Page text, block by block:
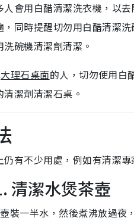
人會用白醋清潔洗衣機，以
同時提醒切勿用白醋清潔
碗機清潔劑清潔。
大理石桌面的人，切勿使用白
潔劑清潔石桌。
有不少用處，例如有清潔
清潔水煲茶壺
裝一半水，然後煮沸放過